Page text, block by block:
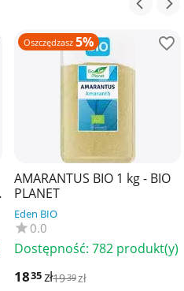
Oszczędzasz 5%
AMARANTUS BIO 1 kg - BIO
PLANET
Eden BIO
0.0
Dostępność: 782 produkt(y)
1835zł1939zł